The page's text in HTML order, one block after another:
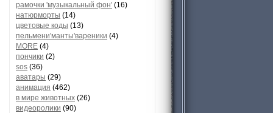
рамочки 'музыкальный фон' (16)
натюрморты (14)
цветовые коды (13)
пельмени'манты'вареники (4)
MORE (4)
пончики (2)
sos (36)
аватары (29)
анимация (462)
в мире животных (26)
видеоролики (90)